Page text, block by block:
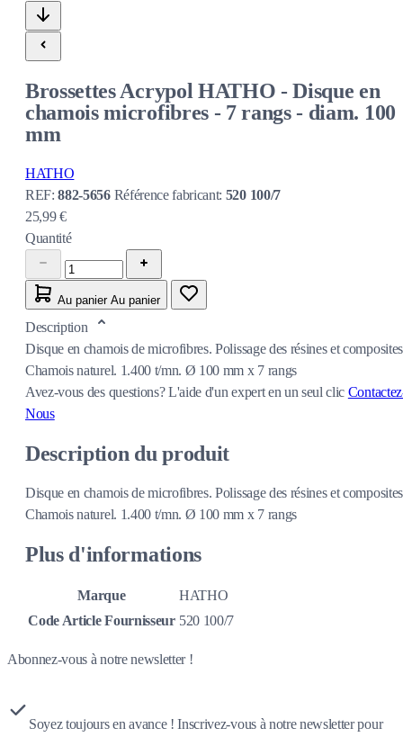
Brossettes Acrypol HATHO - Disque en
chamois microfibres - 7 rangs - diam. 100
mm
HATHO
REF:882-5656 Référence fabricant: 520 100/7
25,99 €
Quantité
Au panier Au panier
Description
Disque en chamois de microfibres. Polissage des résines et
Chamois naturel. 1.400 t/mn. Ø 100 mm x 7 rangs
Avez-vous des questions?L'aide d'un expert en un seul clic
Nous
Description du produit
Disque en chamois de microfibres. Polissage des résines et
Chamois naturel. 1.400 t/mn. Ø 100 mm x 7 rangs
Plus d'informations
Marque
HATHO
Code Article Fournisseur 520 100/7
Abonnez-vous à notre newsletter !
Soyez toujours en avance ! Inscrivez-vous à notre newsletter pour